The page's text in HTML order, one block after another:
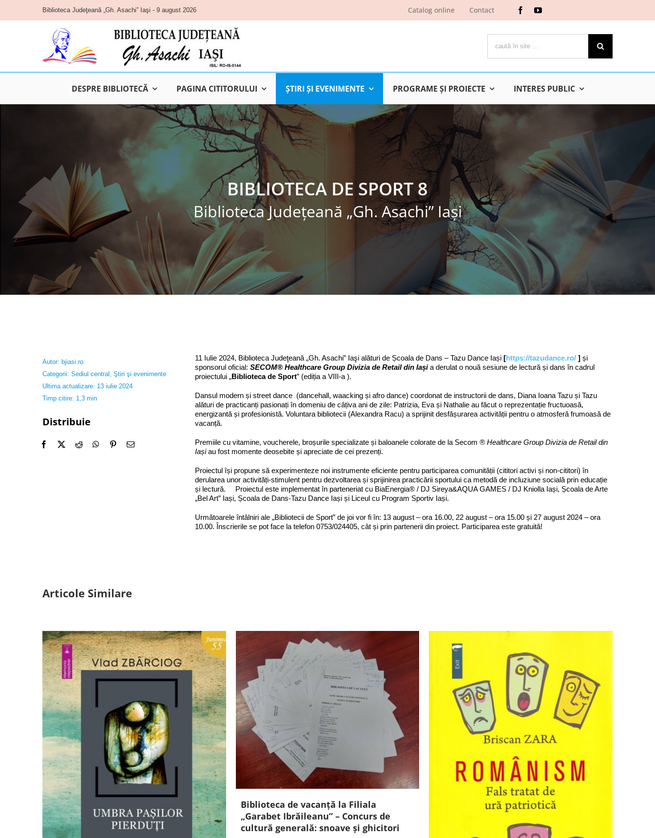
content
Biblioteca Judeţeană „Gh. Asachi” Iaşi - 9 august 2026 Catalog online Contact
DESPRE BIBLIOTECĂ PAGINA CITITORULUI ŞTIRI ŞI EVENIMENTE PROGRAME ŞI PROIECTE INTERES PUBLIC
BIBLIOTECA DE SPORT 8
Biblioteca Judeţeană „Gh. Asachi” Iaşi
Autor: bjiasi.ro
Categorii: Sediul central , Ştiri şi evenimente
Ultima actualizare: 13 iulie 2024
Timp citire: 1,3 min
Distribuie
11 Iulie 2024, Biblioteca Judeţeană „Gh. Asachi” Iaşi alături de Școala de Dans – Tazu Dance Iași[https://tazudance.ro/ ] și
sponsorul oficial:SECOM® Healthcare Group Divizia de Retail din Iașia derulat o nouă sesiune de lectură și dans în cadrul
proiectului „Biblioteca de Sport” (ediția a VIII-a ).
Dansul modern și street dance (dancehall, waacking și afro dance) coordonat de instructorii de dans, Diana Ioana Tazu și Tazu
alături de practicanți pasionați în domeniu de câțiva ani de zile: Patrizia, Eva și Nathalie au făcut o reprezentație fructuoasă,
energizantă și profesionistă. Voluntara bibliotecii (Alexandra Racu) a sprijinit desfășurarea activității pentru o atmosferă frumoasă de
vacanță.
Premiile cu vitamine, voucherele, broșurile specializate și baloanele colorate de la Secom® Healthcare Group Divizia de Retail din
Iașiau fost momente deosebite și apreciate de cei prezenți.
Proiectul își propune să experimenteze noi instrumente eficiente pentru participarea comunității (cititori activi și non-cititori) în
derularea unor activități-stimulent pentru dezvoltarea și sprijinirea practicării sportului ca metodă de incluziune socială prin educație
și lectură. Proiectul este implementat în parteneriat cu BiaEnergia® / DJ Sireya&AQUA GAMES / DJ Kniolla Iași, Școala de Arte
„Bel Art” Iași, Școala de Dans-Tazu Dance Iași și Liceul cu Program Sportiv Iași.
Următoarele întâlniri ale „Bibliotecii de Sport” de joi vor fi în: 13 august – ora 16.00, 22 august – ora 15.00 și 27 august 2024 – ora
10.00. Înscrierile se pot face la telefon 0753/024405, cât și prin partenerii din proiect. Participarea este gratuită!
Articole Similare
Biblioteca de vacanță la Filiala
„Garabet Ibrăileanu” – Concurs de
cultură generală: snoave și ghicitori